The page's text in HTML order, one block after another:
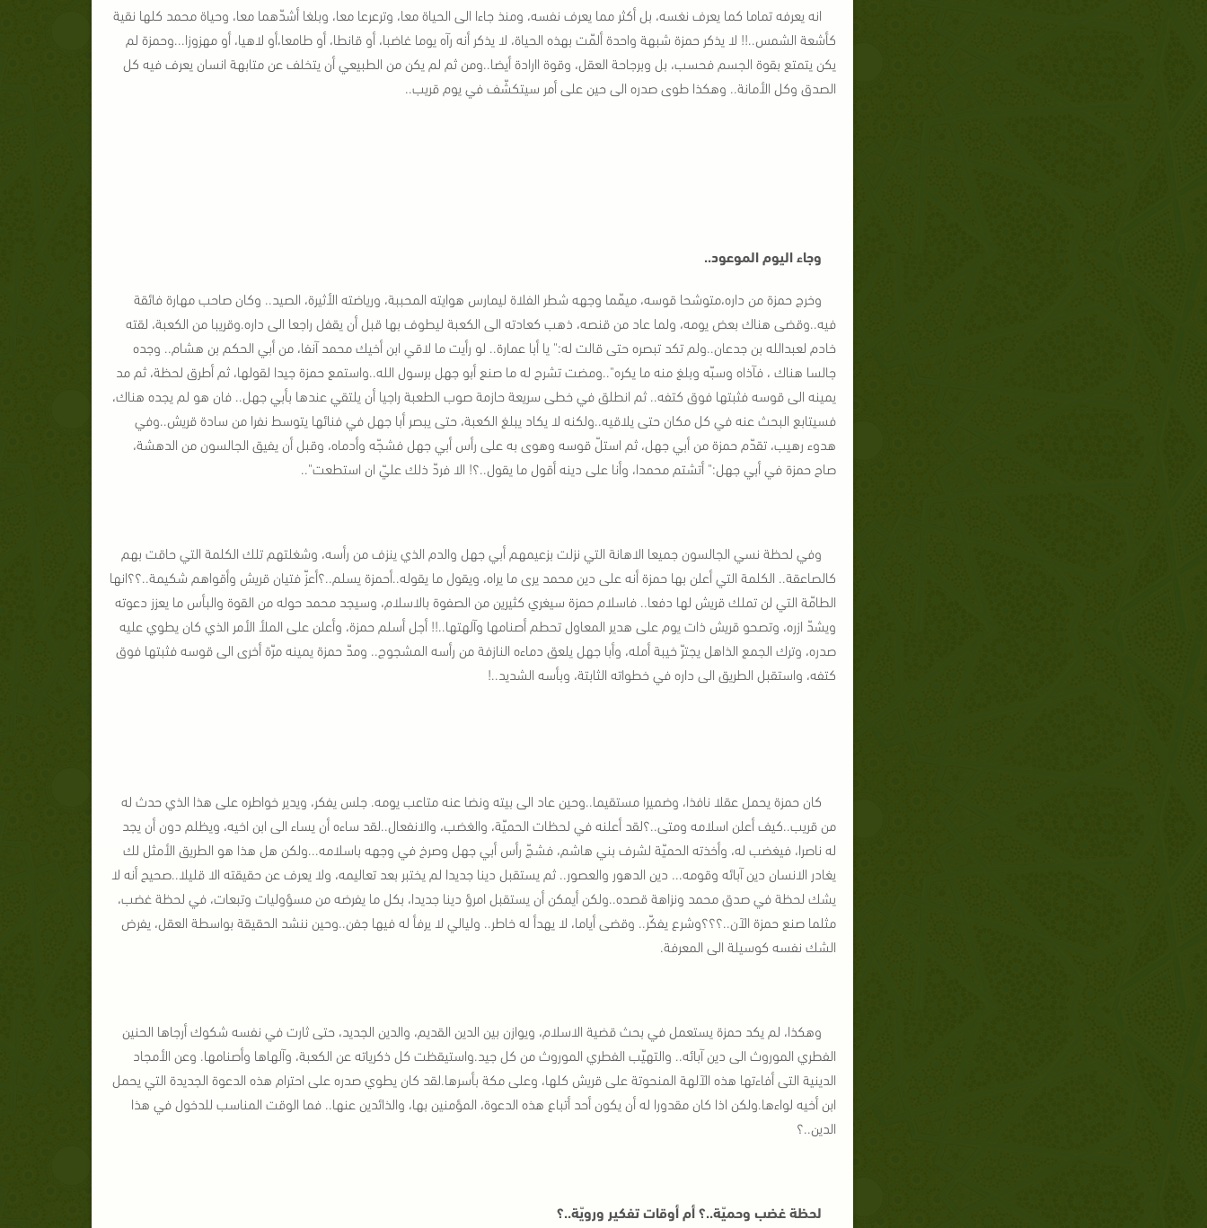
انه يعرفه تماما كما يعرف نغسه، بل أكثر مما يعرف نفسه، ومنذ جاءا الى الحياة معا، وترعرعا معا، وبلغا أشدّهما معا، وحياة محمد كلها نقية
كأشعة الشمس..!! لا يذكر حمزة شبهة واحدة ألمّت بهذه الحياة، لا يذكر أنه رآه يوما غاضبا، أو قانطا، أو طامعا،أو لاهيا، أو مهزوزا...وحمزة لم
يكن يتمتع بقوة الجسم فحسب، بل وبرجاحة العقل، وقوة اارادة أيضا..ومن ثم لم يكن من الطبيعي أن يتخلف عن متابهة انسان يعرف فيه كل
الصدق وكل الأمانة.. وهكذا طوى صدره الى حين على أمر سيتكشّف في يوم قريب..
وجاء اليوم الموعود..
وخرج حمزة من داره،متوشحا قوسه، ميمّما وجهه شطر الفلاة ليمارس هوايته المحببة، ورياضته الأثيرة، الصيد.. وكان صاحب مهارة فائقة
فيه..وقضى هناك بعض يومه، ولما عاد من قنصه، ذهب كعادته الى الكعبة ليطوف بها قبل أن يقفل راجعا الى داره.وقريبا من الكعبة، لقته
خادم لعبدالله بن جدعان..ولم تكد تبصره حتى قالت له:" يا أبا عمارة.. لو رأيت ما لاقي ابن أخيك محمد آنفا، من أبي الحكم بن هشام.. وجده
جالسا هناك ، فآذاه وسبّه وبلغ منه ما يكره"..ومضت تشرح له ما صنع أبو جهل برسول الله..واستمع حمزة جيدا لقولها، ثم أطرق لحظة، ثم مد
يمينه الى قوسه فثبتها فوق كتفه.. ثم انطلق في خطى سريعة حازمة صوب الطعبة راجيا أن يلتقي عندها بأبي جهل.. فان هو لم يجده هناك،
فسيتابع البحث عنه في كل مكان حتى يلاقيه..ولكنه لا يكاد يبلغ الكعبة، حتى يبصر أبا جهل في فنائها يتوسط نفرا من سادة قريش..وفي
هدوء رهيب، تقدّم حمزة من أبي جهل، ثم استلّ قوسه وهوى به على رأس أبي جهل فشجّه وأدماه، وقبل أن يفيق الجالسون من الدهشة،
صاح حمزة في أبي جهل:" أتشتم محمدا، وأنا على دينه أقول ما يقول..؟! الا فردّ ذلك عليّ ان استطعت"..
وفي لحظة نسي الجالسون جميعا الاهانة التي نزلت بزعيمهم أبي جهل والدم الذي ينزف من رأسه، وشغلتهم تلك الكلمة التي حاقت بهم
كالصاعقة.. الكلمة التي أعلن بها حمزة أنه على دين محمد يرى ما يراه، ويقول ما يقوله..أحمزة يسلم..؟أعزّ فتيان قريش وأقواهم شكيمة..؟؟انها
الطامّة التي لن تملك قريش لها دفعا.. فاسلام حمزة سيغري كثيرين من الصفوة بالاسلام، وسيجد محمد حوله من القوة والبأس ما يعزز دعوته
ويشدّ ازره، وتصحو قريش ذات يوم على هدير المعاول تحطم أصنامها وآلهتها..!!أجل أسلم حمزة، وأعلن على الملأ الأمر الذي كان يطوي عليه
صدره، وترك الجمع الذاهل يجترّ خيبة أمله، وأبا جهل يلعق دماءه النازفة من رأسه المشجوج.. ومدّ حمزة يمينه مرّة أخرى الى قوسه فثبتها فوق
كتفه، واستقبل الطريق الى داره في خطواته الثابتة، وبأسه الشديد..!
كان حمزة يحمل عقلا نافذا، وضميرا مستقيما..وحين عاد الى بيته ونضا عنه متاعب يومه. جلس يفكر، ويدير خواطره على هذا الذي حدث له
من قريب..كيف أعلن اسلامه ومتى..؟لقد أعلنه في لحظات الحميّة، والغضب، والانفعال..لقد ساءه أن يساء الى ابن اخيه، ويظلم دون أن يجد
له ناصرا، فيغضب له، وأخذته الحميّة لشرف بني هاشم، فشجّ رأس أبي جهل وصرخ في وجهه باسلامه...ولكن هل هذا هو الطريق الأمثل لك
يغادر الانسان دين آبائه وقومه... دين الدهور والعصور.. ثم يستقبل دينا جديدا لم يختبر بعد تعاليمه، ولا يعرف عن حقيقته الا قليلا..صحيح أنه لا
يشك لحظة في صدق محمد ونزاهة قصده..ولكن أيمكن أن يستقبل امرؤ دينا جديدا، بكل ما يفرضه من مسؤوليات وتبعات، في لحظة غضب،
مثلما صنع حمزة الآن..؟؟؟وشرع يفكّر.. وقضى أياما، لا يهدأ له خاطر.. وليالي لا يرفأ له فيها جفن..وحين ننشد الحقيقة بواسطة العقل، يفرض
الشك نفسه كوسيلة الى المعرفة.
وهكذا، لم يكد حمزة يستعمل في بحث قضية الاسلام، ويوازن بين الدين القديم، والدين الجديد، حتى ثارت في نفسه شكوك أرجاها الحنين
الفطري الموروث الى دين آبائه.. والتهيّب الفطري الموروث من كل جيد.واستيقظت كل ذكرياته عن الكعبة، وآلهاها وأصنامها. وعن الأمجاد
الدينية التى أفاءتها هذه الآلهة المنحوتة على قريش كلها، وعلى مكة بأسرها.لقد كان يطوي صدره على احترام هذه الدعوة الجديدة التي يحمل
ابن أخيه لواءها.ولكن اذا كان مقدورا له أن يكون أحد أتباع هذه الدعوة، المؤمنين بها، والذائدين عنها.. فما الوقت المناسب للدخول في هذا
الدين..؟
لحظة غضب وحميّة..؟ أم أوقات تفكير ورويّة..؟